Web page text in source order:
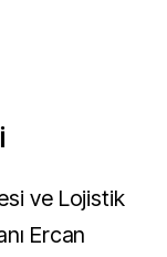
ve Lojistik
Ercan